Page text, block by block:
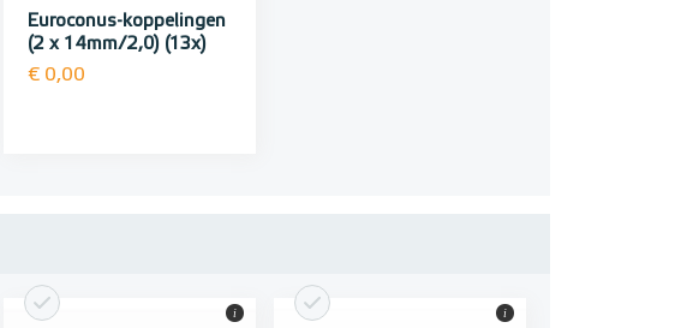
Euroconus-koppelingen
(2 x 14mm/2,0) (13x)
€ 0,00
i i